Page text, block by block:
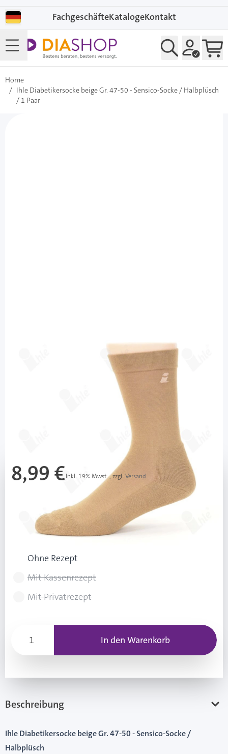
FachgeschäfteKatalogeKontakt
Home
/ Ihle Diabetikersocke beige Gr. 47-50 - Sensico-Socke / Halbplüsch
/ 1 Paar
Ihle Diabetikersocke beige Gr. 47-50 -
Sensico-Socke / Halbplüsch / 1 Paar
8,99 €Inkl. 19% Mwst.,zzgl. Versand
8,49 €
(0,50 € Ersparnis pro Stk.)
Rezeptart wählen
Ohne Rezept
Mit Kassenrezept
Mit Privatrezept
In den Warenkorb
Beschreibung
Ihle Diabetikersocke beige Gr. 47-50 - Sensico-Socke /
Halbplüsch